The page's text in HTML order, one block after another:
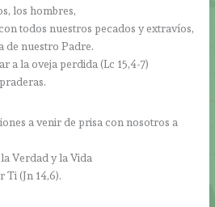
los hombres,
todos nuestros pecados y extravíos,
de nuestro Padre.
a la oveja perdida (Lc 15,4-7)
a venir de prisa con nosotros a
Verdad y la Vida
Ti (Jn 14,6).